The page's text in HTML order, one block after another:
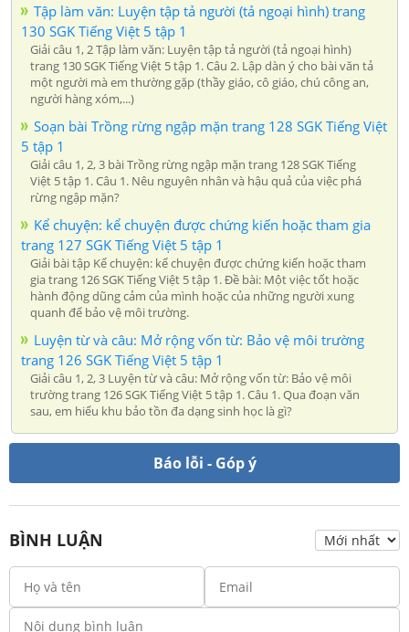
Tập làm văn: Luyện tập tả người (tả ngoại hình) trang
130 SGK Tiếng Việt 5 tập 1
Giải câu 1, 2 Tập làm văn: Luyện tập tả người (tả ngoại hình)
trang 130 SGK Tiếng Việt 5 tập 1. Câu 2. Lập dàn ý cho bài văn tả
một người mà em thường gặp (thầy giáo, cô giáo, chú công an,
người hàng xóm,...)
Soạn bài Trồng rừng ngập mặn trang 128 SGK Tiếng Việt
5 tập 1
Giải câu 1, 2, 3 bài Trồng rừng ngập mặn trang 128 SGK Tiếng
Việt 5 tập 1. Câu 1. Nêu nguyên nhân và hậu quả của việc phá
rừng ngập mặn?
Kể chuyện: kể chuyện được chứng kiến hoặc tham gia
trang 127 SGK Tiếng Việt 5 tập 1
Giải bài tập Kể chuyện: kể chuyện được chứng kiến hoặc tham
gia trang 126 SGK Tiếng Việt 5 tập 1. Đề bài: Một việc tốt hoặc
hành động dũng cảm của mình hoặc của những người xung
quanh để bảo vệ môi trường.
Luyện từ và câu: Mở rộng vốn từ: Bảo vệ môi trường
trang 126 SGK Tiếng Việt 5 tập 1
Giải câu 1, 2, 3 Luyện từ và câu: Mở rộng vốn từ: Bảo vệ môi
trường trang 126 SGK Tiếng Việt 5 tập 1. Câu 1. Qua đoạn văn
sau, em hiểu khu bảo tồn đa dạng sinh học là gì?
Báo lỗi - Góp ý
BÌNH LUẬN